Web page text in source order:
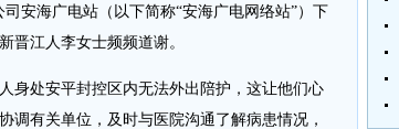
安海广电站（以下简称“安海广电网络站”）下
晋江人李女士频频道谢。
处安平封控区内无法外出陪护，这让他们心
调有关单位，及时与医院沟通了解病患情况，